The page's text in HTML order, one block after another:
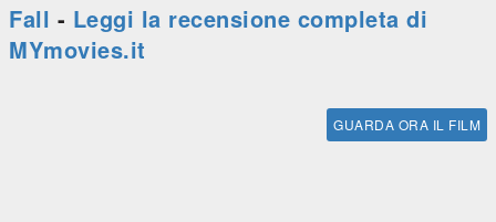
Fall - Leggi la recensione completa di
MYmovies.it
GUARDA ORA IL FILM